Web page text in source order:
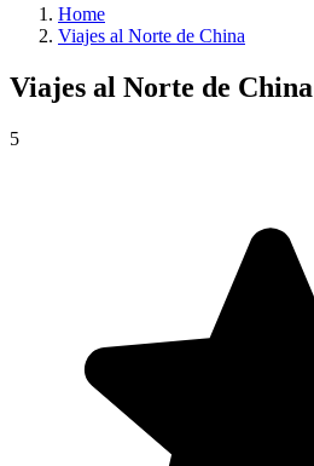
Home
Viajes al Norte de China
Viajes al Norte de China
5